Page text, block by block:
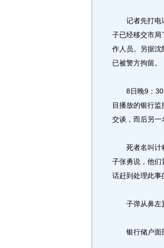
记者先打电话
子已经移交市局
作人员。另据沈
已被警方拘留。
8日晚9：30
目播放的银行
交谈，而后另一
死者名叫计程
子张勇说，他们
话赶到处理此事
子弹从鼻左翼
银行储户面